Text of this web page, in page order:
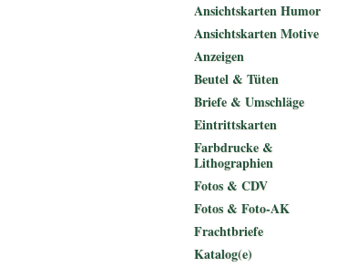
Ansichtskarten Humor
Ansichtskarten Motive
Anzeigen
Beutel & Tüten
Briefe & Umschläge
Eintrittskarten
Farbdrucke &
Lithographien
Fotos & CDV
Fotos & Foto-AK
Frachtbriefe
Katalog(e)